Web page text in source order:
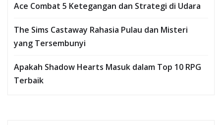
Ace Combat 5 Ketegangan dan Strategi di Udara
The Sims Castaway Rahasia Pulau dan Misteri
yang Tersembunyi
Apakah Shadow Hearts Masuk dalam Top 10 RPG
Terbaik